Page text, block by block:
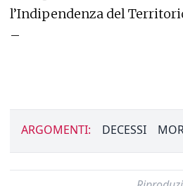
l’Indipendenza del
–
ARGOMENTI: DECESSI